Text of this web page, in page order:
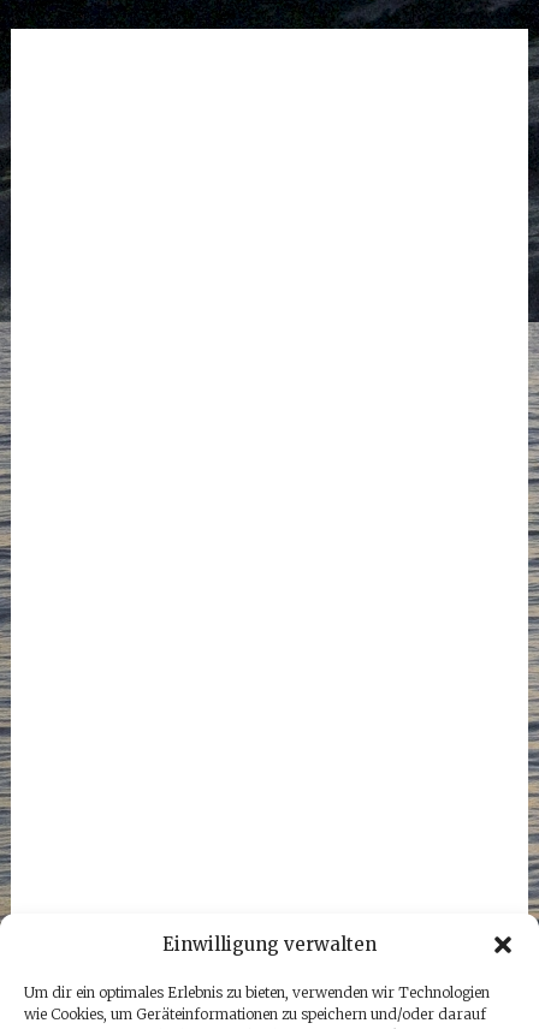
Einwilligung verwalten
Um dir ein optimales Erlebnis zu bieten, verwenden wir Technologien
wie Cookies, um Geräteinformationen zu speichern und/oder darauf